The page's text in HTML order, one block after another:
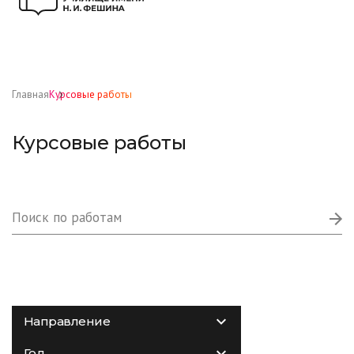
ГлавнаяКурсовые работы
Курсовые работы
Направление